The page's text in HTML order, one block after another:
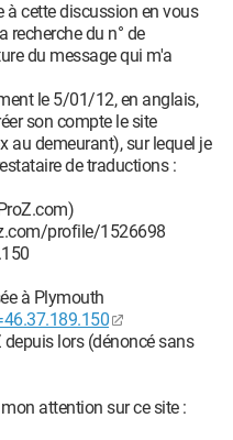
cette discussion en vous
recherche du n° de
du message qui m'a
le 5/01/12, en anglais,
son compte le site
au demeurant), sur lequel je
de traductions :
profile/1526698
à Plymouth
lors (dénoncé sans
attention sur ce site :